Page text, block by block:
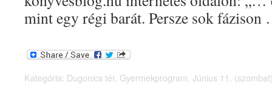
mint egy régi barát. Persze sok
Kategória: Dugonics tér, Gyermekprogram Június 11.